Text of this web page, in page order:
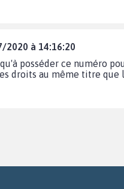
2020 à 14:16:20
qu'à posséder ce numéro
droits au même titre que